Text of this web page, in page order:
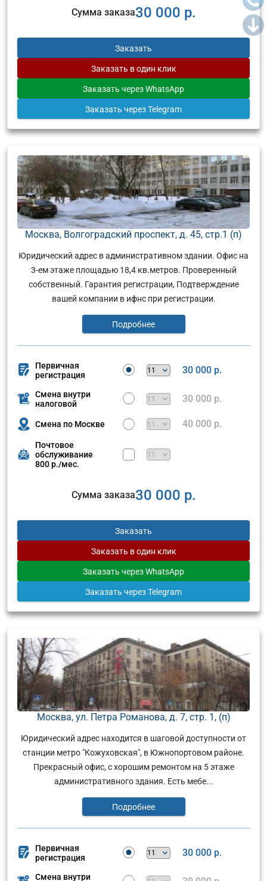
Сумма заказа30 000 р.
Заказать
Заказать в один клик
Заказать через WhatsApp
Заказать через Telegram
Москва, Волгоградский проспект, д. 45, стр.1 (п)
Юридический адрес в административном здании. Офис на
3-ем этаже площадью 18,4 кв.метров. Проверенный
собственный. Гарантия регистрации, Подтверждение
вашей компании в ифнс при регистрации.
Подробнее
Первичная
регистрация
30 000 р.
Смена внутри
налоговой
30 000 р.
Смена по Москве 40 000 р.
Почтовое
обслуживание
800 р./мес.
Сумма заказа30 000 р.
Заказать
Заказать в один клик
Заказать через WhatsApp
Заказать через Telegram
Москва, ул. Петра Романова, д. 7, стр. 1, (п)
Юридический адрес находится в шаговой доступности от
станции метро "Кожуховская", в Южнопортовом районе.
Прекрасный офис, с хорошим ремонтом на 5 этаже
административного здания. Есть мебе...
Подробнее
Первичная
регистрация
30 000 р.
Смена внутри